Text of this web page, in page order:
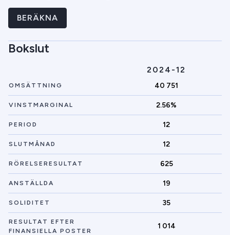
BERÄKNA
Bokslut
2024-12
OMSÄTTNING 40 751
VINSTMARGINAL 2.56%
PERIOD 12
SLUTMÅNAD 12
RÖRELSERESULTAT 625
ANSTÄLLDA 19
SOLIDITET 35
RESULTAT EFTER
FINANSIELLA POSTER
1 014